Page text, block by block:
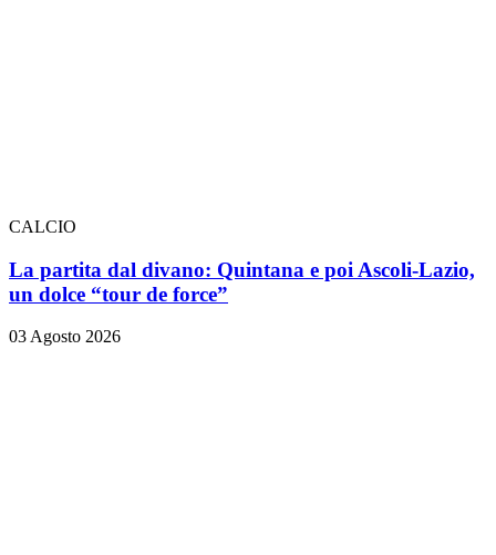
CALCIO
La partita dal divano: Quintana e poi Ascoli-Lazio,
un dolce “tour de force”
03 Agosto 2026